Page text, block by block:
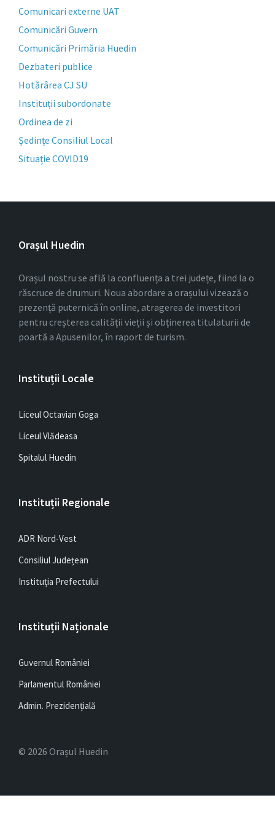
Comunicari externe UAT
Comunicări Guvern
Comunicări Primăria Huedin
Dezbateri publice
Hotărârea CJ SU
Instituții subordonate
Ordinea de zi
Ședințe Consiliul Local
Situație COVID19
Orașul Huedin
Orașul nostru se află la confluența a trei județe, fiind la o
răscruce de drumuri. Noua abordare a orașului vizează o
prezență puternică în online, atragerea de investitori
pentru creșterea calității vieții și obținerea titulaturii de
poartă a Apusenilor, în raport de turism.
Instituții Locale
Liceul Octavian Goga
Liceul Vlădeasa
Spitalul Huedin
Instituții Regionale
ADR Nord-Vest
Consiliul Județean
Instituția Prefectului
Instituții Naționale
Guvernul României
Parlamentul României
Admin. Prezidențială
© 2026 Orașul Huedin